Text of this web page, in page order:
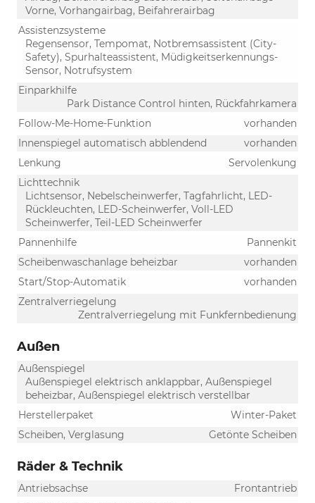
Vorne, Vorhangairbag, Beifahrerairbag
Assistenzsysteme
Regensensor, Tempomat, Notbremsassistent (City-
Safety), Spurhalteassistent, Müdigkeitserkennungs-
Sensor, Notrufsystem
Einparkhilfe
Park Distance Control hinten, Rückfahrkamera
Follow-Me-Home-Funktion
vorhanden
Innenspiegel automatisch abblendend
vorhanden
Lenkung
Servolenkung
Lichttechnik
Lichtsensor, Nebelscheinwerfer, Tagfahrlicht, LED-
Rückleuchten, LED-Scheinwerfer, Voll-LED
Scheinwerfer, Teil-LED Scheinwerfer
Pannenhilfe
Pannenkit
Scheibenwaschanlage beheizbar
vorhanden
Start/Stop-Automatik
vorhanden
Zentralverriegelung
Zentralverriegelung mit Funkfernbedienung
Außen
Außenspiegel
Außenspiegel elektrisch anklappbar, Außenspiegel
beheizbar, Außenspiegel elektrisch verstellbar
Herstellerpaket
Winter-Paket
Scheiben, Verglasung
Getönte Scheiben
Räder & Technik
Antriebsachse
Frontantrieb